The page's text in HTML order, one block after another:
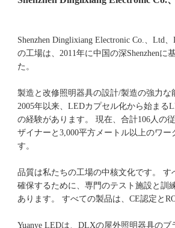
Shenzhen Dinglixiang Electronic Co.、Ltd
の工場は、2011年に中国の深Shenzhenに
た。
製造と改修照明器具の設計/製造の強力な
2005年以来、LEDカプセル化から始まる
の経験があります。 現在、合計106人の
ザイナーと3,000平方メートル以上のワー
品質は私たちの工場の中核文化です。 す
確保するために、専門のテスト施設と訓
Yuanye LEDは、DLXの屋外照明器具のブ